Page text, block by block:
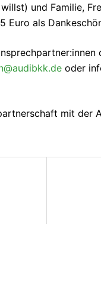
und Familie,
Euro als
oder
mit der